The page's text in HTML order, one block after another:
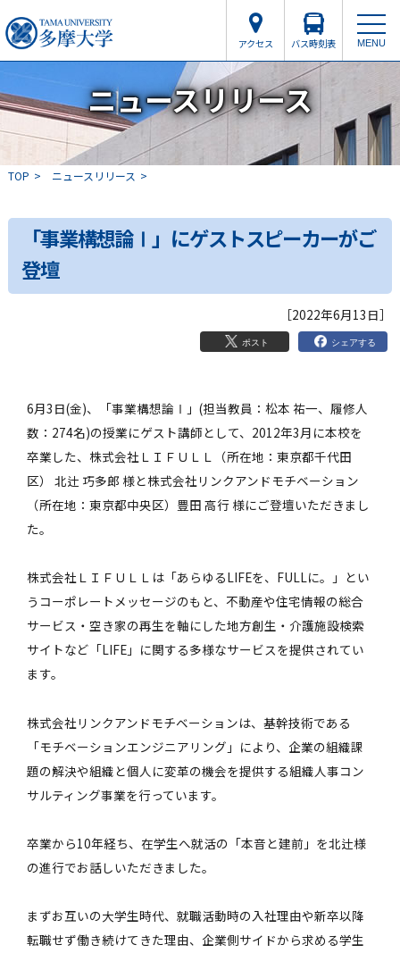
アクセス バス時刻表 MENU
ニュースリリース
TOP ニュースリリース
「事業構想論Ⅰ」にゲストスピーカーがご
登壇
［2022年6月13日］
ポスト シェアする
6月3日(金)、「事業構想論Ⅰ」(担当教員：松本 祐一、履修人
数：274名)の授業にゲスト講師として、2012年3月に本校を
卒業した、株式会社ＬＩＦＵＬＬ（所在地：東京都千代田
区） 北辻 巧多郎 様と株式会社リンクアンドモチベーション
（所在地：東京都中央区）豊田 高行 様にご登壇いただきまし
た。
株式会社ＬＩＦＵＬＬは「あらゆるLIFEを、FULLに。」とい
うコーポレートメッセージのもと、不動産や住宅情報の総合
サービス・空き家の再生を軸にした地方創生・介護施設検索
サイトなど「LIFE」に関する多様なサービスを提供されてい
ます。
株式会社リンクアンドモチベーションは、基幹技術である
「モチベーションエンジニアリング」により、企業の組織課
題の解決や組織と個人に変革の機会を提供する組織人事コン
サルティング事業を行っています。
卒業から10年経ち、在学生へ就活の「本音と建前」を北辻様
の進行でお話しいただきました。
まずお互いの大学生時代、就職活動時の入社理由や新卒以降
転職せず働き続けてきた理由、企業側サイドから求める学生